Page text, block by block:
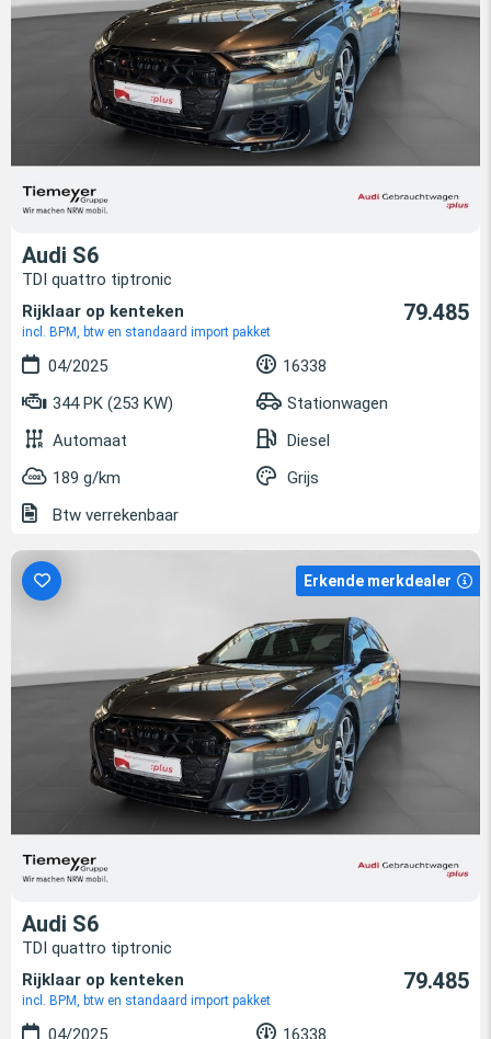
Audi S6
TDI quattro tiptronic
Rijklaar op kenteken
incl. BPM, btw en standaard import pakket
79.485
04/2025
16338
344 PK (253 KW)
Stationwagen
Automaat
Diesel
189 g/km
Grijs
Btw verrekenbaar
Erkende merkdealer
Audi S6
TDI quattro tiptronic
Rijklaar op kenteken
incl. BPM, btw en standaard import pakket
79.485
04/2025
16338